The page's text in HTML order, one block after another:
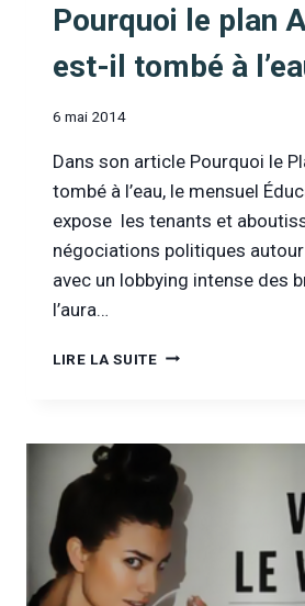
Pourquoi le plan
est-il tombé à
6 mai 2014
Dans son article Pourquoi le
tombé à l’eau, le mensuel
expose les tenants et
négociations politiques
avec un lobbying intense des
l’aura…
LIRE LA SUITEPOURQUOI
EST-
IL
TOMBÉ
L’EAU
?